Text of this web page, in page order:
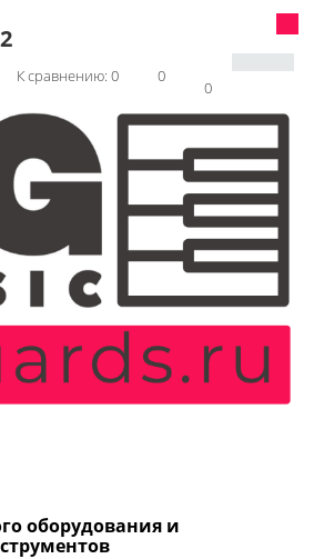
0
0
К сравнению: 0
оборудования и